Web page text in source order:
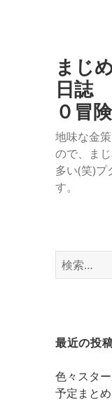
まじ
日誌
０冒
地味な金
ので、ま
多い(笑)プ
す。
検
索:
最近の投
色々スタ
予定まと